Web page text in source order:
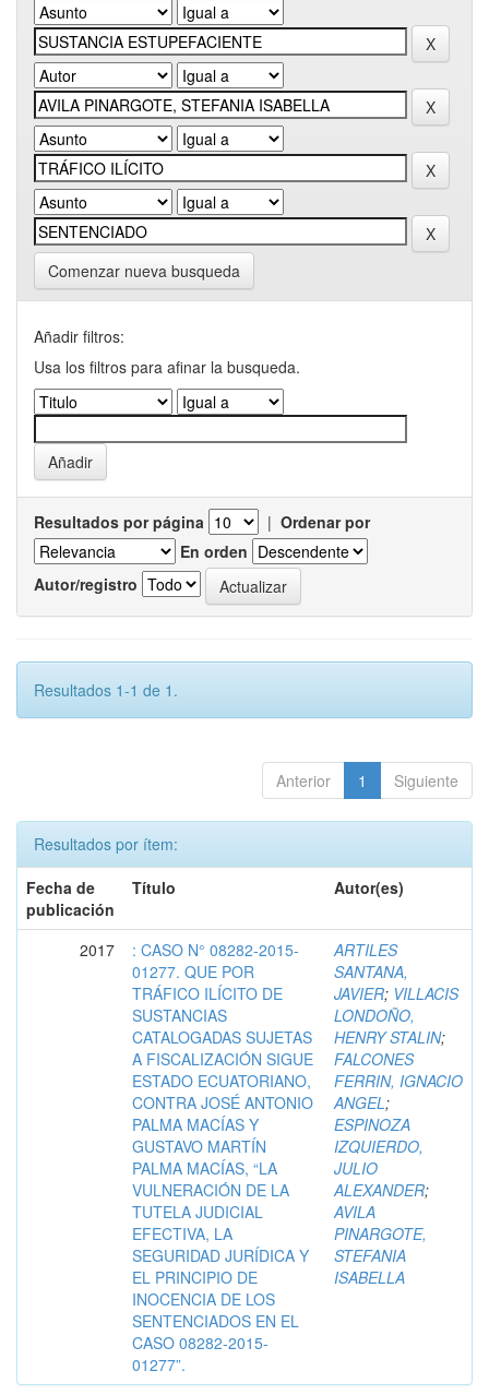
Comenzar nueva busqueda
Añadir filtros:
Usa los filtros para afinar la busqueda.
Resultados por página | Ordenar por
En orden
Autor/registro
Resultados 1-1 de 1.
Anterior 1 Siguiente
Resultados por ítem:
Fecha de
publicación
Título Autor(es)
2017
: CASO N° 08282-2015-
01277. QUE POR
TRÁFICO ILÍCITO DE
SUSTANCIAS
CATALOGADAS SUJETAS
A FISCALIZACIÓN SIGUE
ESTADO ECUATORIANO,
CONTRA JOSÉ ANTONIO
PALMA MACÍAS Y
GUSTAVO MARTÍN
PALMA MACÍAS, “LA
VULNERACIÓN DE LA
TUTELA JUDICIAL
EFECTIVA, LA
SEGURIDAD JURÍDICA Y
EL PRINCIPIO DE
INOCENCIA DE LOS
SENTENCIADOS EN EL
CASO 08282-2015-
01277”.
ARTILES
SANTANA,
JAVIER; VILLACIS
LONDOÑO,
HENRY STALIN;
FALCONES
FERRIN, IGNACIO
ANGEL;
ESPINOZA
IZQUIERDO,
JULIO
ALEXANDER;
AVILA
PINARGOTE,
STEFANIA
ISABELLA